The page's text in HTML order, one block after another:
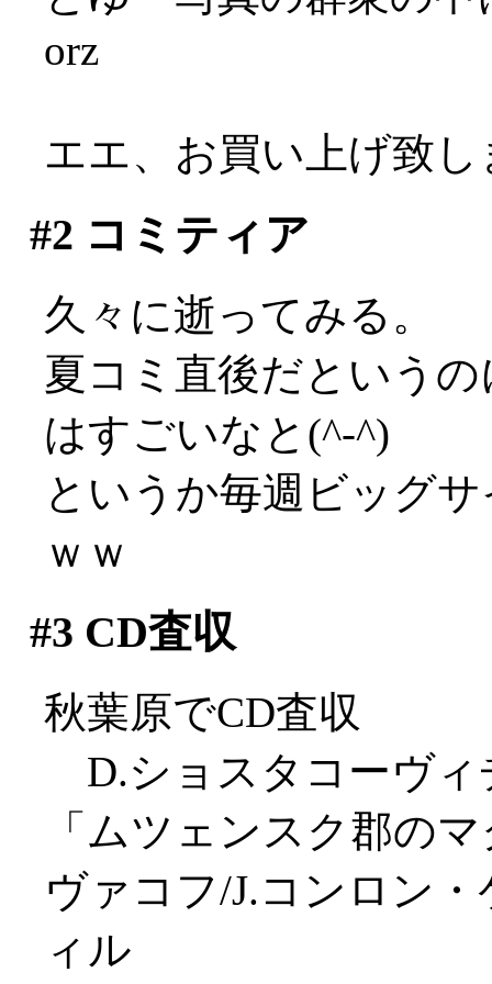
orz
エエ、お買い上げ致
#2 コミティア
久々に逝ってみる。
夏コミ直後だという
はすごいなと(^-^)
というか毎週ビッグ
ｗｗ
#3 CD査収
秋葉原でCD査収
D.ショスタコーヴィ
「ムツェンスク郡の
ヴァコフ/J.コンロン
ィル